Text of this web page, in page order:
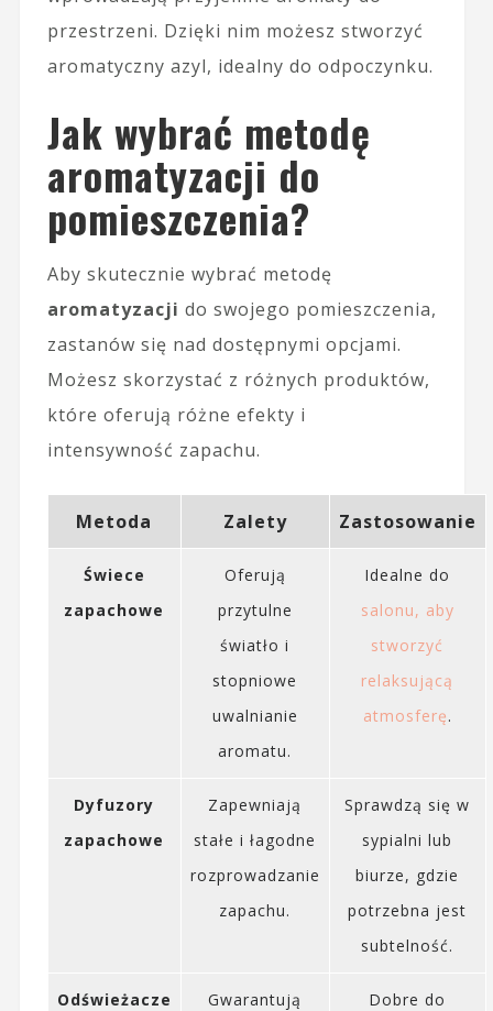
przestrzeni. Dzięki nim możesz stworzyć
aromatyczny azyl, idealny do odpoczynku.
Jak wybrać metodę
aromatyzacji do
pomieszczenia?
Aby skutecznie wybrać metodę
aromatyzacji do swojego pomieszczenia,
zastanów się nad dostępnymi opcjami.
Możesz skorzystać z różnych produktów,
które oferują różne efekty i
intensywność zapachu.
Metoda Zalety Zastosowanie
Świece
zapachowe
Oferują
przytulne
światło i
stopniowe
uwalnianie
aromatu.
Idealne do
salonu, aby
stworzyć
relaksującą
atmosferę.
Dyfuzory
zapachowe
Zapewniają
stałe i łagodne
rozprowadzanie
zapachu.
Sprawdzą się w
sypialni lub
biurze, gdzie
potrzebna jest
subtelność.
Odświeżacze
Gwarantują
Dobre do